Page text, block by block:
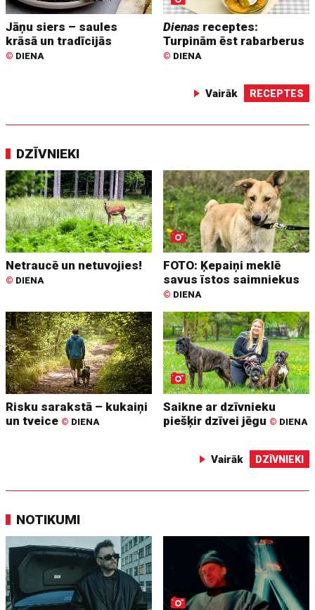
Jāņu siers – saules
krāsā un tradīcijās
© DIENA
Dienas receptes:
Turpinām ēst rabarberus
© DIENA
Vairāk RECEPTES
DZĪVNIEKI
Netraucē un netuvojies!
© DIENA
FOTO: Ķepaiņi meklē
savus īstos saimniekus
© DIENA
Risku sarakstā – kukaiņi
un tveice © DIENA
Saikne ar dzīvnieku
piešķir dzīvei jēgu © DIENA
Vairāk DZĪVNIEKI
NOTIKUMI